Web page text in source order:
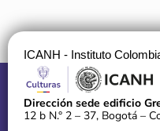
ICANH - Instituto
Dirección sede edificio
12 b N.° 2 – 37, Bogotá –